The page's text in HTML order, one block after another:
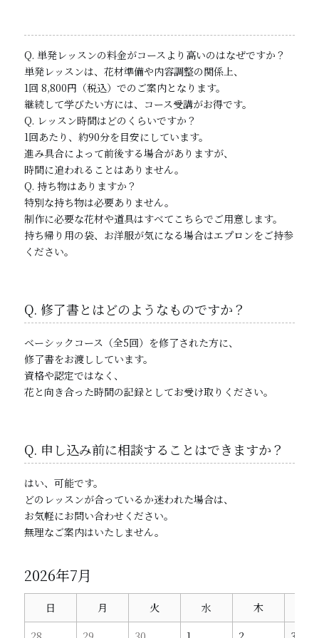
Q. 単発レッスンの料金がコースより高いのはなぜですか？
単発レッスンは、花材準備や内容調整の関係上、
1回 8,800円（税込）でのご案内となります。
継続して学びたい方には、コース受講がお得です。
Q. レッスン時間はどのくらいですか？
1回あたり、約90分を目安にしています。
進み具合によって前後する場合がありますが、
時間に追われることはありません。
Q. 持ち物はありますか？
特別な持ち物は必要ありません。
制作に必要な花材や道具はすべてこちらでご用意します。
持ち帰り用の袋、お洋服が気になる場合はエプロンをご持参
ください。
Q. 修了書とはどのようなものですか？
ベーシックコース（全5回）を修了された方に、
修了書をお渡ししています。
資格や認定ではなく、
花と向き合った時間の記録としてお受け取りください。
Q. 申し込み前に相談することはできますか？
はい、可能です。
どのレッスンが合っているか迷われた場合は、
お気軽にお問い合わせください。
無理なご案内はいたしません。
2026年7月
日 月 火 水 木